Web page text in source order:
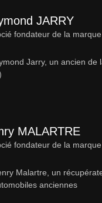
JARRY
fondateur de la marque
Jarry, un ancien de
MALARTRE
fondateur de la marque
Malartre, un
anciennes